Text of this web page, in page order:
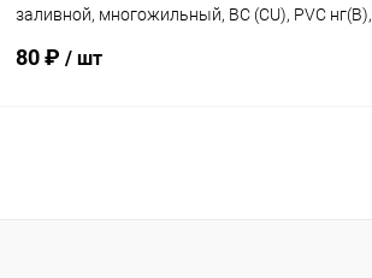
заливной, многожильный, BC (CU), PVC нг(B),
80 ₽ / шт
Купить в 1 клик К сравнению